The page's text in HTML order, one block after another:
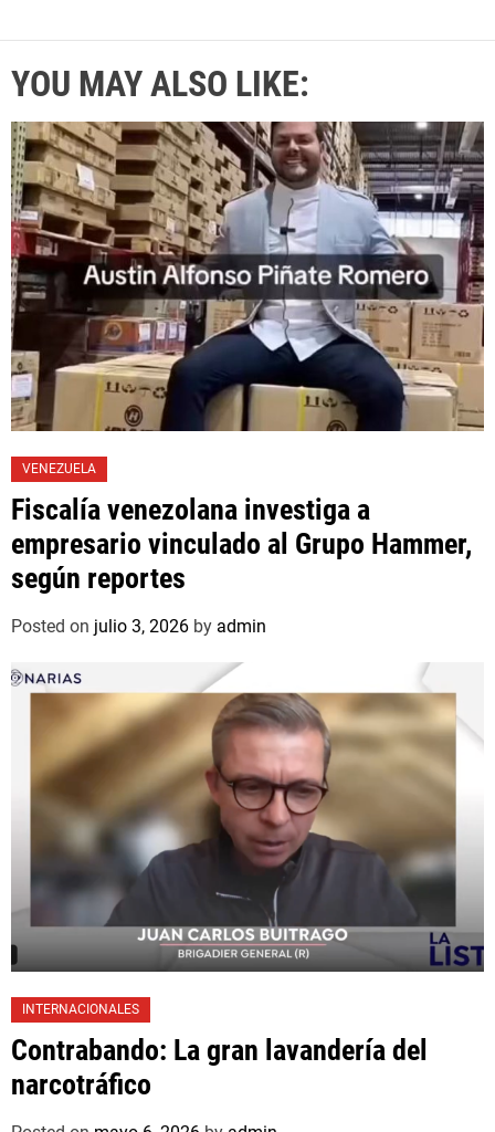
YOU MAY ALSO LIKE:
VENEZUELA
Fiscalía venezolana investiga a
empresario vinculado al Grupo Hammer,
según reportes
Posted on julio 3, 2026 by admin
INTERNACIONALES
Contrabando: La gran lavandería del
narcotráfico